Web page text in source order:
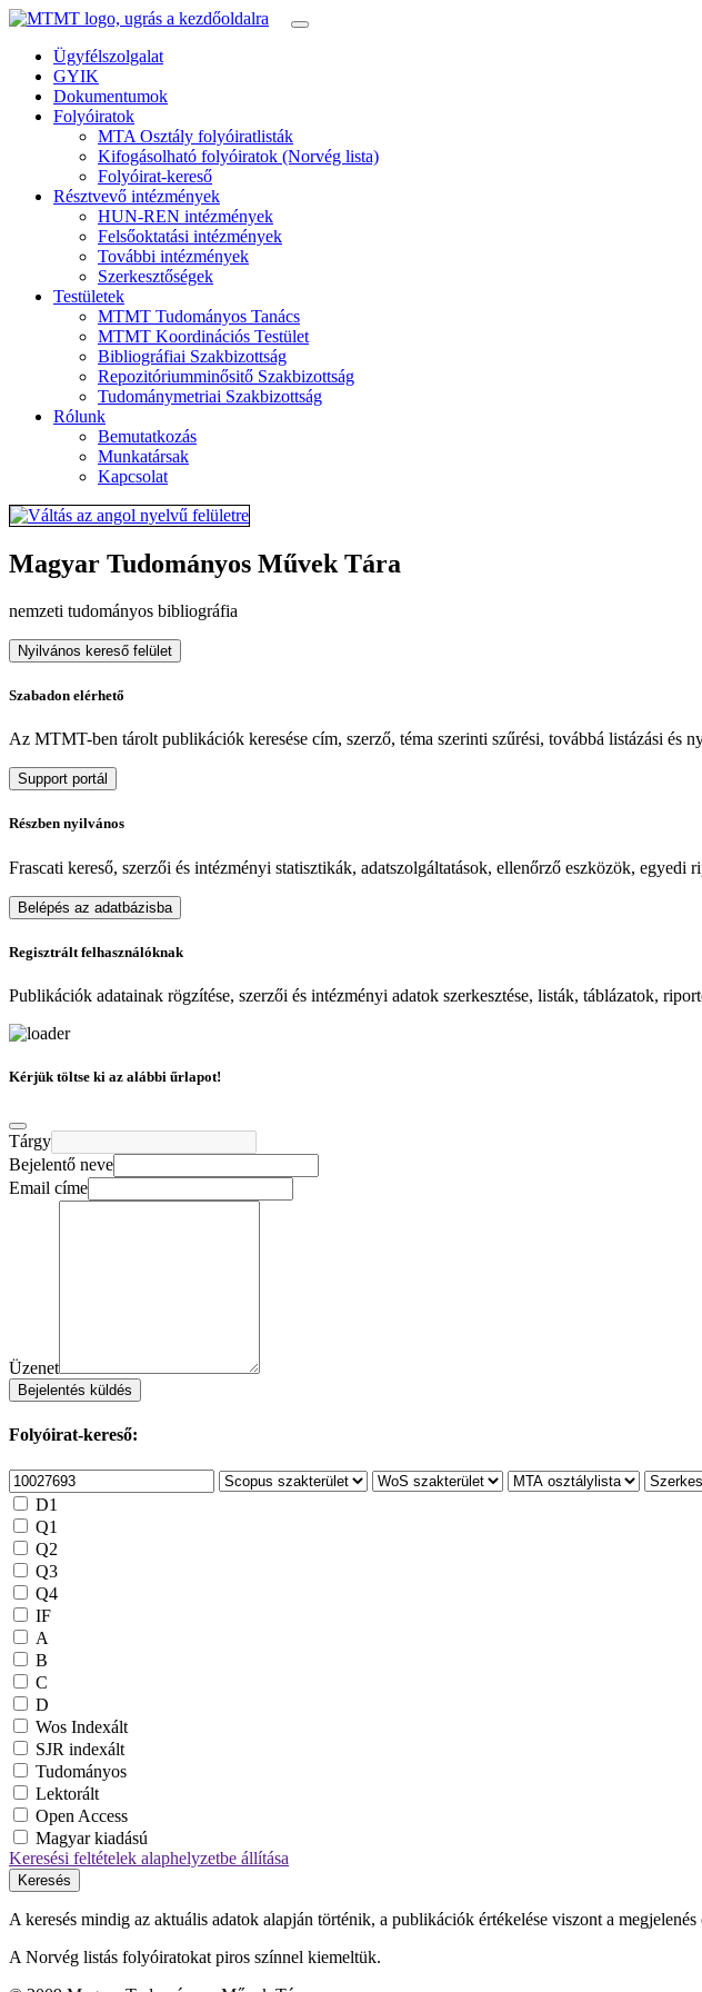
Ügyfélszolgalat
GYIK
Dokumentumok
Folyóiratok
MTA Osztály folyóiratlisták
Kifogásolható folyóiratok (Norvég lista)
Folyóirat-kereső
Résztvevő intézmények
HUN-REN intézmények
Felsőoktatási intézmények
További intézmények
Szerkesztőségek
Testületek
MTMT Tudományos Tanács
MTMT Koordinációs Testület
Bibliográfiai Szakbizottság
Repozitóriumminősitő Szakbizottság
Tudománymetriai Szakbizottság
Rólunk
Bemutatkozás
Munkatársak
Kapcsolat
Magyar Tudományos Művek Tára
nemzeti tudományos bibliográfia
Nyilvános kereső felület
Szabadon elérhető
Az MTMT-ben tárolt publikációk keresése cím, szerző, téma szerinti szűrési, továbbá listázási és
Support portál
Részben nyilvános
Frascati kereső, szerzői és intézményi statisztikák, adatszolgáltatások, ellenőrző eszközök, egyedi
Belépés az adatbázisba
Regisztrált felhasználóknak
Publikációk adatainak rögzítése, szerzői és intézményi adatok szerkesztése, listák, táblázatok,
Kérjük töltse ki az alábbi űrlapot!
Tárgy
Bejelentő neve
Email címe
Üzenet
Bejelentés küldés
Folyóirat-kereső:
D1
Q1
Q2
Q3
Q4
IF
A
B
C
D
Wos Indexált
SJR indexált
Tudományos
Lektorált
Open Access
Magyar kiadású
Keresési feltételek alaphelyzetbe állítása
Keresés
A keresés mindig az aktuális adatok alapján történik, a publikációk értékelése viszont a
A Norvég listás folyóiratokat piros színnel kiemeltük.